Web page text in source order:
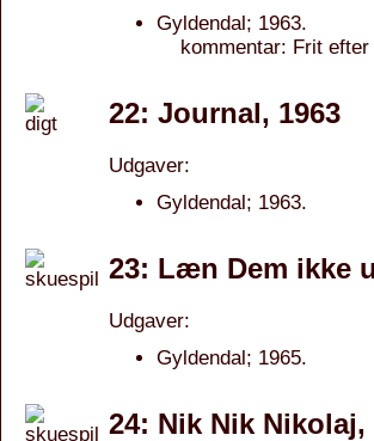
Gyldendal; 1963.
kommentar: Frit
22: Journal, 1963
Udgaver:
Gyldendal; 1963.
23: Læn Dem ikke
Udgaver:
Gyldendal; 1965.
24: Nik Nik Nikolaj,